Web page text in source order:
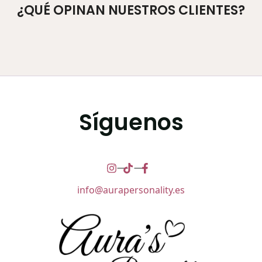
¿QUÉ OPINAN NUESTROS CLIENTES?
Síguenos
info@aurapersonality.es